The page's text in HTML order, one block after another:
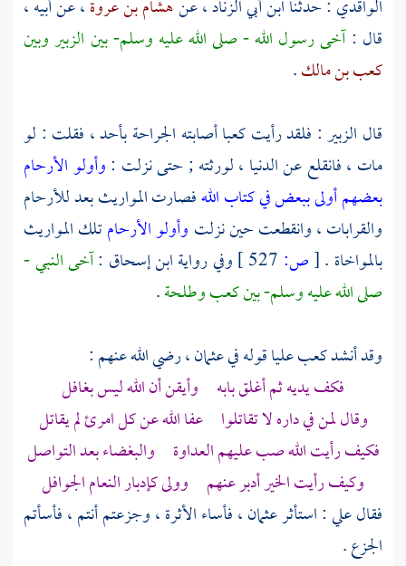
الواقدي : حدثناابن أبي الزناد، عنهشام بن عروة، عن أبيه ،
قال :آخى رسول الله - صلى الله عليه وسلم- بين الزبيروبين
كعب بن مالك.
قال الزبير: فلقد رأيتكعباأصابته الجراحةبأحد، فقلت : لو
مات ، فانقلع عن الدنيا ، لورثته ; حتى نزلت :وأولو الأرحام
بعضهم أولى ببعض في كتاب اللهفصارت المواريث بعد للأرحام
والقرابات ، وانقطعت حين نزلت وأولو الأرحامتلك المواريث
بالمواخاة .[ص: وفي روايةابن إسحاق :آخى النبي -
صلى الله عليه وسلم- بينكعبوطلحة.
وقد أنشدكعبعلياقوله فيعثمان، رضي الله عنهم :
فكف يديه ثم أغلق بابه وأيقن أن الله ليس بغافل
وقال لمن في داره لا تقاتلوا عفا الله عن كل امرئ لم يقاتل
فكيف رأيت الله صب عليهم العداوة والبغضاء بعد التواصل
وكيف رأيت الخير أدبر عنهم وولى كإدبار النعام الجوافل
فقالعلي: استأثرعثمان، فأساء الأثرة ، وجزعتم أنتم ، فأسأتم
الجزع .